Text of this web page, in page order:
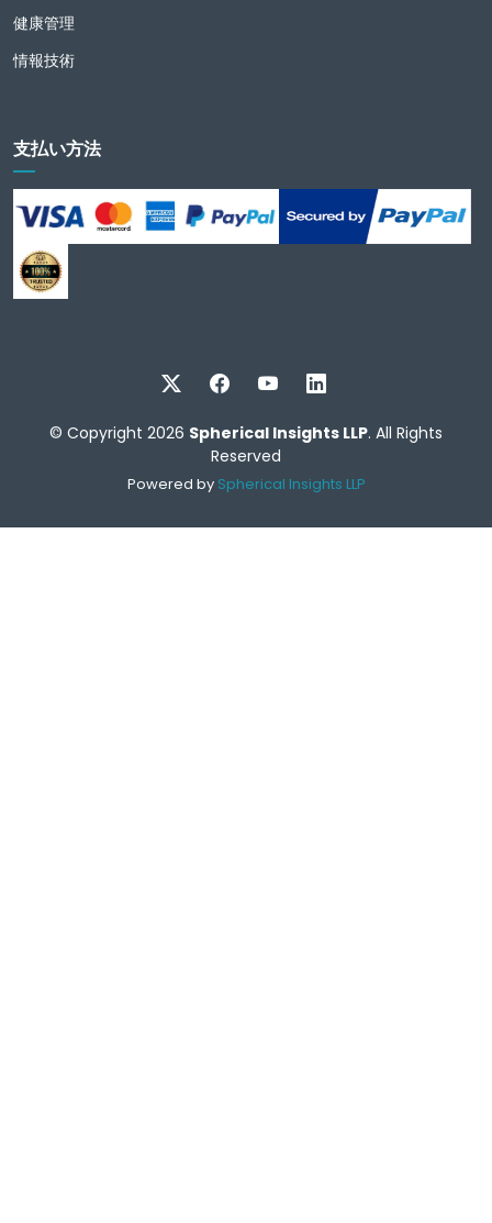
健康管理
情報技術
支払い方法
© Copyright 2026 Spherical Insights LLP. All Rights
Reserved
Powered by Spherical Insights LLP